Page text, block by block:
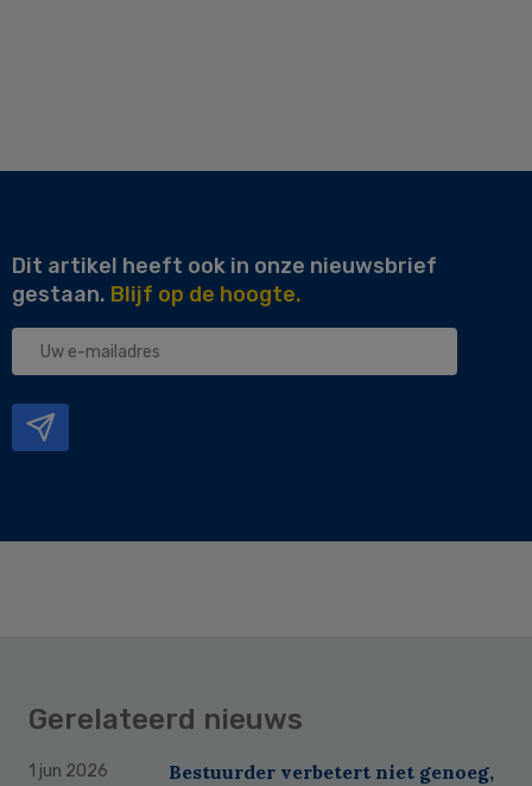
Dit artikel heeft ook in onze nieuwsbrief
gestaan. Blijf op de hoogte.
Uw
Gerelateerd nieuws
1 jun 2026
Bestuurder verbetert niet genoeg,